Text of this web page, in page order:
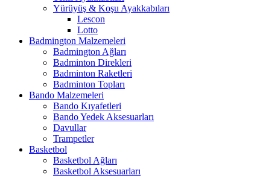
Yürüyüş & Koşu Ayakkabıları
Lescon
Lotto
Badmington Malzemeleri
Badmington Ağları
Badminton Direkleri
Badminton Raketleri
Badminton Topları
Bando Malzemeleri
Bando Kıyafetleri
Bando Yedek Aksesuarları
Davullar
Trampetler
Basketbol
Basketbol Ağları
Basketbol Aksesuarları